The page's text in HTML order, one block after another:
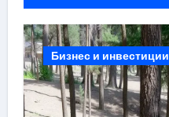
Бизнес и инвестиции